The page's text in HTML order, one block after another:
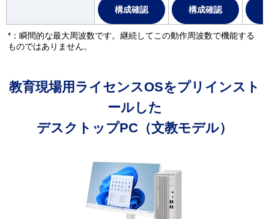
構成確認 構成確認
*：瞬間的な最大周波数です。継続してこの動作周波数で機能する
ものではありません。
教育現場用ライセンスOSをプリインスト
ールした
デスクトップPC（文教モデル）